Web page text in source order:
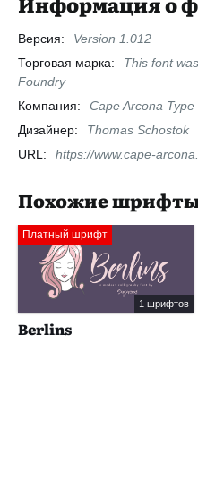
Версия:
Version 1.012
Торговая марка:
This font
Foundry
Компания:
Cape Arcona
Дизайнер:
Thomas Schostok
URL:
https://www.cape-
Похожие
Платный шрифт
1 шрифтов
Berlins